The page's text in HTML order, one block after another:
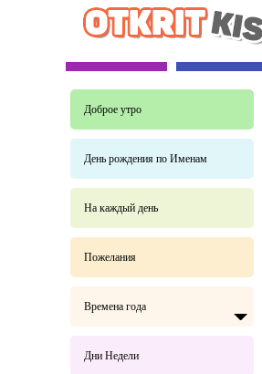
Доброе утро
День рождения по Именам
На каждый день
Пожелания
Времена года
Дни Недели